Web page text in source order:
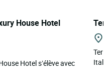
House Hotel
Hotel s’élève avec